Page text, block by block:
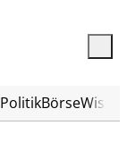
PolitikBörse